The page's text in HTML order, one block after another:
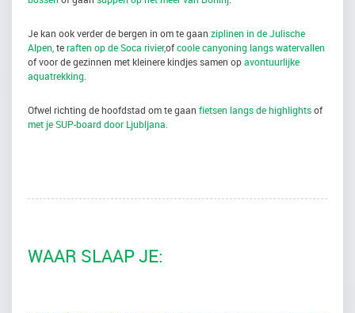
Je kan ook verder de bergen in om te gaan ziplinen in de Julische
Alpen, teraften op de Soca rivier,ofcoole canyoning langs watervallen
of voor de gezinnen met kleinere kindjes samen opavontuurlijke
aquatrekking.
Ofwel richting de hoofdstad om te gaan fietsen langs de highlightsof
met je SUP-board door Ljubljana.
WAAR SLAAP JE: